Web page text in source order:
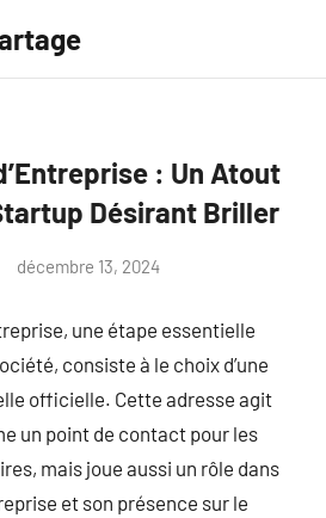
: Un Atout
Désirant Briller
décembre 13, 2024
une étape essentielle
consiste à le choix d’une
officielle. Cette adresse agit
un point de contact pour les
mais joue aussi un rôle dans
et son présence sur le